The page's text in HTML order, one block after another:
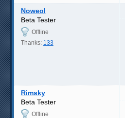
Noweol
Beta Tester
Offline
Thanks: 133
Rimsky
Beta Tester
Offline